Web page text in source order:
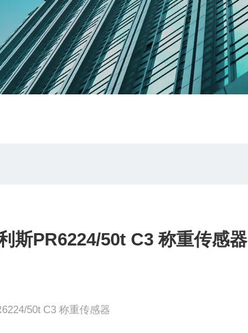
斯PR6224/50t C3 称重传感器
50t C3 称重传感器